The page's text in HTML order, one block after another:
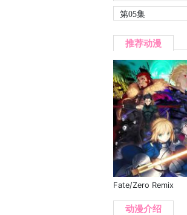
第05集
推荐动漫
Fate/Zero Remix
动漫介绍